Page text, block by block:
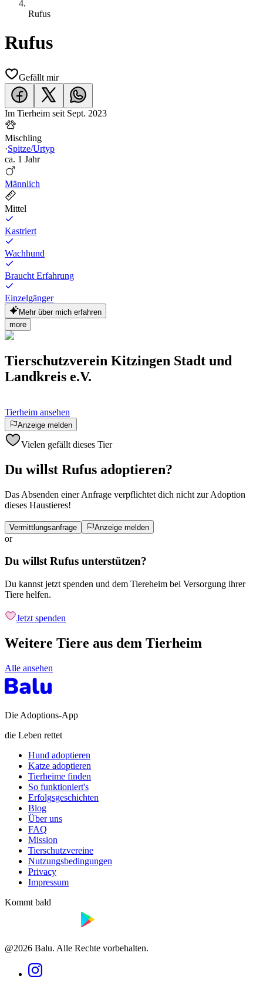
Rufus
Rufus
Gefällt mir
Im Tierheim seit Sept. 2023
Mischling
·Spitze/Urtyp
ca. 1 Jahr
Männlich
Mittel
Kastriert
Wachhund
Braucht Erfahrung
Einzelgänger
Mehr über mich erfahren
more
Tierschutzverein Kitzingen Stadt und
Landkreis e.V.
Tierheim ansehen
Anzeige melden
Vielen gefällt dieses Tier
Du willst Rufus adoptieren?
Das Absenden einer Anfrage verpflichtet dich nicht zur Adoption
dieses Haustieres!
Vermittlungsanfrage Anzeige melden
or
Du willst Rufus unterstützen?
Du kannst jetzt spenden und dem Tiereheim bei Versorgung ihrer
Tiere helfen.
Jetzt spenden
Weitere Tiere aus dem Tierheim
Alle ansehen
Die Adoptions-App
die Leben rettet
Hund adoptieren
Katze adoptieren
Tierheime finden
So funktioniert's
Erfolgsgeschichten
Blog
Über uns
FAQ
Mission
Tierschutzvereine
Nutzungsbedingungen
Privacy
Impressum
Kommt bald
@2026 Balu. Alle Rechte vorbehalten.